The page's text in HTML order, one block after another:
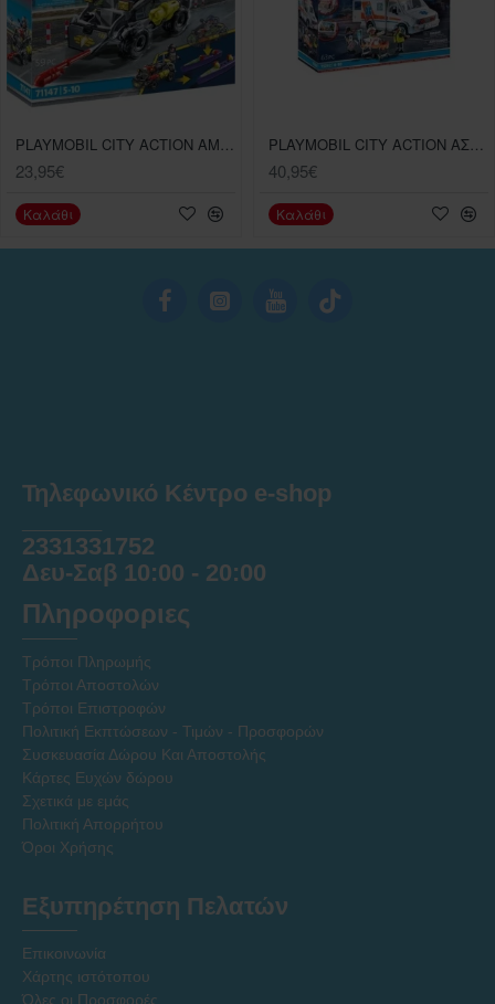
PLAYMOBIL CITY ACTION ΑΜΦΙΒΙΟ ΟΧΗΜΑ ΕΙΔΙΚΩΝ ΔΥΝΑΜΕΩΝ
23,95€
Καλάθι
PLAYMOBIL CITY ACTION ΑΣΘΕΝΟΦΟΡΟ ΜΕ ΔΙΑΣΩΣΤΕΣ
40,95€
Καλάθι
Τηλεφωνικό Κέντρο e-shop
2331331752
Δευ-Σαβ 10:00 - 20:00
Πληροφοριες
Τρόποι Πληρωμής
Τρόποι Αποστολών
Τρόποι Επιστροφών
Πολιτική Εκπτώσεων - Τιμών - Προσφορών
Συσκευασία Δώρου Και Αποστολής
Κάρτες Ευχών δώρου
Σχετικά με εμάς
Πολιτική Απορρήτου
Όροι Χρήσης
Εξυπηρέτηση Πελατών
Επικοινωνία
Χάρτης ιστότοπου
Όλες οι Προσφορές